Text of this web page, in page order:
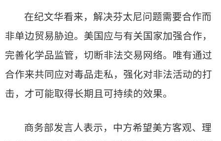
在纪文华看来，解决芬太尼问题需要合作而
非单边贸易胁迫。美国应与有关国家加强合作，
完善化学品监管，切断非法交易网络。唯有通过
合作来共同应对毒品走私，强化对非法活动的打
击，才可能取得长期且可持续的效果。
商务部发言人表示，中方希望美方客观、理